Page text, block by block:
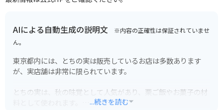
AIによる自動生成の説明文 ※内容の正確性は保証されていませ
ん。
東京都内には、とちの実は販売しているお店は多数あります
が、実店舗は非常に限られています。
とちの実は、秋の味覚として人気があり、栗ご飯やお菓子の材
...続きを読む